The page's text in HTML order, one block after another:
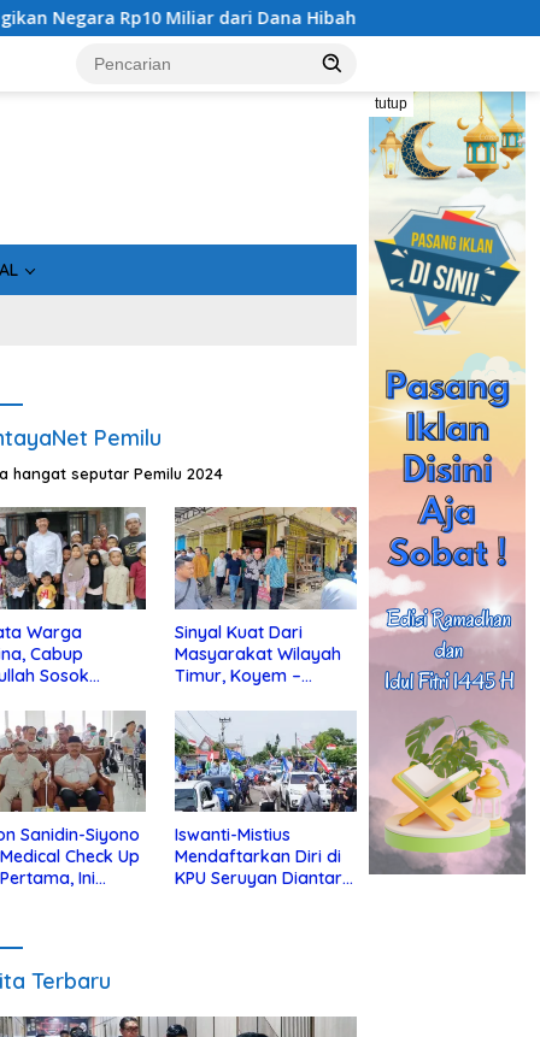
Rp10 Miliar dari Dana Hibah Rp40 Miliar
tutup
Pemilu
hangat seputar Pemilu 2024
Warga
Cabup
Sosok
Sinyal Kuat Dari
Masyarakat Wilayah
Timur, Koyem –
di Kotim
Sanidin-Siyono
Check Up
Ini
Iswanti-Mistius
Mendaftarkan Diri di
KPU Seruyan Diantar
Terbaru